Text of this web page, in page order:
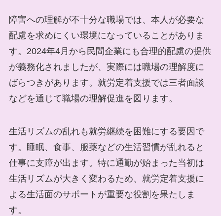
障害への理解が不十分な職場では、本人が必要な
配慮を求めにくい環境になっていることがありま
す。2024年4月から民間企業にも合理的配慮の提供
が義務化されましたが、実際には職場の理解度に
ばらつきがあります。就労定着支援では三者面談
などを通じて職場の理解促進を図ります。
生活リズムの乱れも就労継続を困難にする要因で
す。睡眠、食事、服薬などの生活習慣が乱れると
仕事に支障が出ます。特に通勤が始まった当初は
生活リズムが大きく変わるため、就労定着支援に
よる生活面のサポートが重要な役割を果たしま
す。